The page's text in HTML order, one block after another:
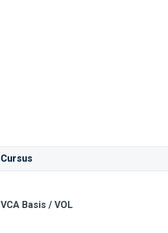
Cursus
VCA Basis / VOL